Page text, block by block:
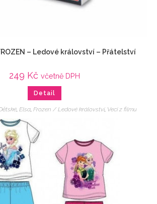
– Ledové království – Přátelství
249 Kč včetně DPH
Detail
, Elsa, Frozen / Ledové království, Veci z filmu